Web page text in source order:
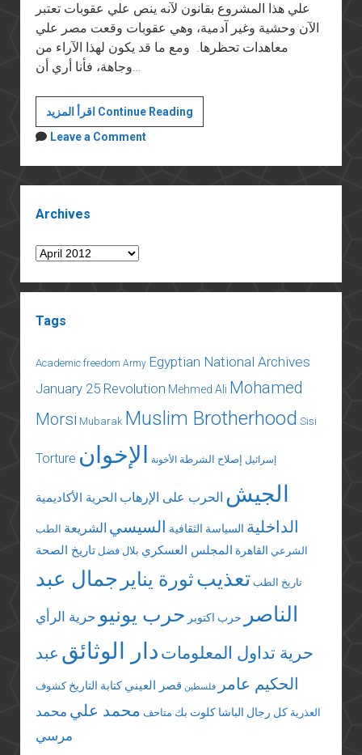
علي هذا المشروع بقانون لآنه ينص علي عقوبات تعتبر
الآن وحشية وغير آدمية، وهي عقوبات وقعت مصر علي
معاهدات تحظرها. ومع ما قد يكون لهذا الآراء من
وجاهة، فأنا أري أن…
اقرأ المزيد Continue Readingخطر
الإسلاميين
الشريعة:
قانون
Leave a Comment
Archives
Archives
Tags
Academic freedom Army Egyptian National Archives
January 25 Revolution Mehmed Ali Mohamed
Morsi Mubarak Muslim Brotherhood Sisi
Torture إسرائيل إصلاح الشرطة الأخونة الإخوان
الجيش الحرب على الإرهاب الحرية الأكاديمية
الداخلية السياسة الثقافية السيسي الشريعة الطب
الشرعي القاهرة المجلس العسكري بلال فضل تاريخ الصحة
تاريخ الطب تعذيبثورة يناير جمال عبد
الناصر
حرب اكتوبر حرب يونيو حرية الرأي
حرية تداول المعلومات دار الوثائق عبد
الحكيم عامر
فلسطين قصر العيني كتابة التاريخ كشوف
العذرية كل رجال الباشا كلوت بك متاحف محمد علي محمد
مرسي